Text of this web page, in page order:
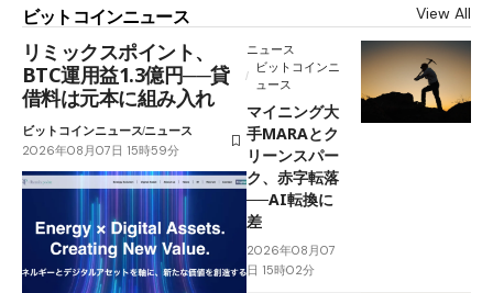
ビットコインニュース View All
リミックスポイント、
BTC運用益1.3億円──貸
借料は元本に組み入れ
ビットコインニュースニュース
2026年08月07日 15時59分
ニュース
ビットコインニ
ュース
マイニング大
手MARAとク
リーンスパー
ク、赤字転落
──AI転換に
差
2026年08月07
日 15時02分